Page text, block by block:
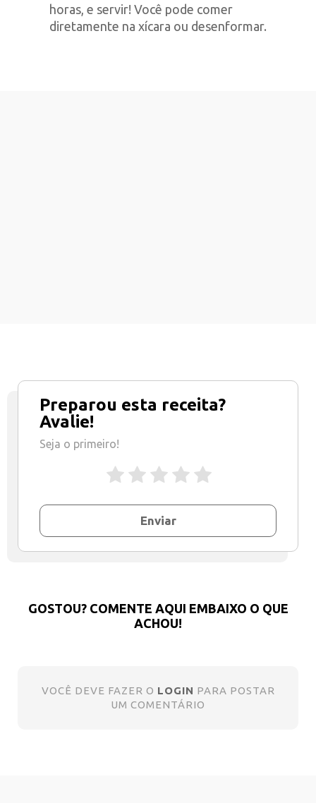
horas, e servir! Você pode comer
diretamente na xícara ou desenformar.
Preparou esta receita?
Avalie!
Seja o primeiro!
Enviar
GOSTOU? COMENTE AQUI EMBAIXO O QUE
ACHOU!
VOCÊ DEVE FAZER O LOGIN PARA POSTAR
UM COMENTÁRIO